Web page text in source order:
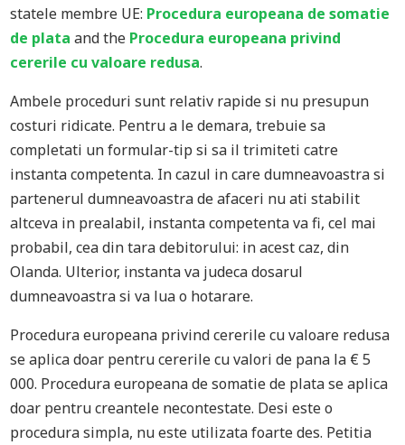
statele membre UE: Procedura europeana de somatie
de plata and the Procedura europeana privind
cererile cu valoare redusa.
Ambele proceduri sunt relativ rapide si nu presupun
costuri ridicate. Pentru a le demara, trebuie sa
completati un formular-tip si sa il trimiteti catre
instanta competenta. In cazul in care dumneavoastra si
partenerul dumneavoastra de afaceri nu ati stabilit
altceva in prealabil, instanta competenta va fi, cel mai
probabil, cea din tara debitorului: in acest caz, din
Olanda. Ulterior, instanta va judeca dosarul
dumneavoastra si va lua o hotarare.
Procedura europeana privind cererile cu valoare redusa
se aplica doar pentru cererile cu valori de pana la € 5
000. Procedura europeana de somatie de plata se aplica
doar pentru creantele necontestate. Desi este o
procedura simpla, nu este utilizata foarte des. Petitia